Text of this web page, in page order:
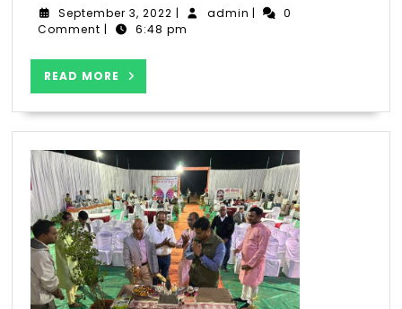
September 3, 2022 September
3,
| admin admin
|
0
Comment | 6:48 pm
READ MORE
READ
MORE